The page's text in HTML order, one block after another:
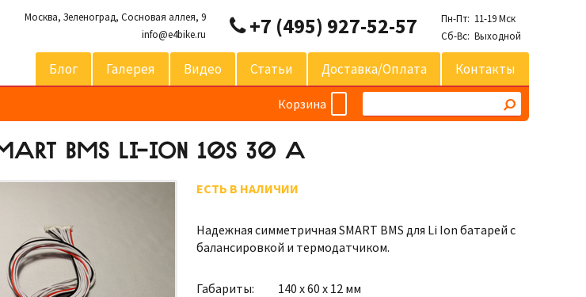
Москва, Зеленоград, Сосновая аллея, 9
info@e4bike.ru
+7 (495) 927-52-57
Пн-Пт: 11-19 Мск
Сб-Вс: Выходной
Блог Галерея Видео Статьи Доставка/оплата Контакты
Корзина
BMS LI-ION 10S 30 A
ЕСТЬ В НАЛИЧИИ
Надежная симметричная SMART BMS для Li Ion батарей с
балансировкой и термодатчиком.
Габариты: 140 х 60 х 12 мм